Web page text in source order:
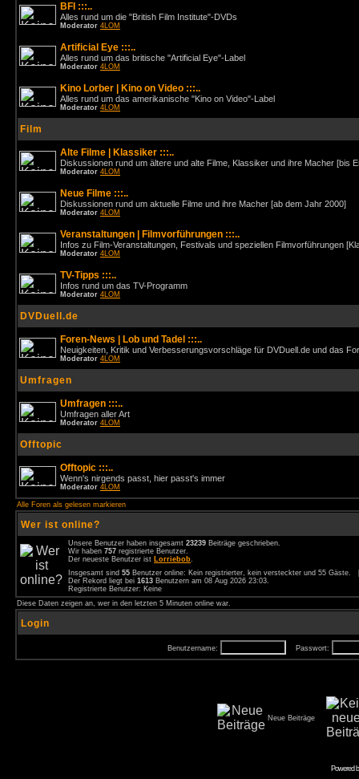
BFI :::..
Alles rund um die "British Film Institute"-DVDs
Moderator 4LOM
Artificial Eye :::..
Alles rund um das britische "Artificial Eye"-Label
Moderator 4LOM
Kino Lorber | Kino on Video :::..
Alles rund um das amerikanische "Kino on Video"-Label
Moderator 4LOM
Film
Alte Filme | Klassiker :::..
Diskussionen rund um ältere und alte Filme, Klassiker und ihre Macher [bis
Moderator 4LOM
Neue Filme :::..
Diskussionen rund um aktuelle Filme und ihre Macher [ab dem Jahr 2000]
Moderator 4LOM
Veranstaltungen | Filmvorführungen :::..
Infos zu Film-Veranstaltungen, Festivals und speziellen Filmvorführungen
Moderator 4LOM
TV-Tipps :::..
Infos rund um das TV-Programm
Moderator 4LOM
DVDuell.de
Foren-News | Lob und Tadel :::..
Neuigkeiten, Kritik und Verbesserungsvorschläge für DVDuell.de und das
Moderator 4LOM
Umfragen
Umfragen :::..
Umfragen aller Art
Moderator 4LOM
Offtopic
Offtopic :::..
Wenn's nirgends passt, hier passt's immer
Moderator 4LOM
Alle Foren als gelesen markieren
Wer ist online?
Unsere Benutzer haben insgesamt 23239 Beiträge geschrieben.
Wir haben 757 registrierte Benutzer.
Der neueste Benutzer ist Lorriebob.
Insgesamt sind 55 Benutzer online: Kein registrierter, kein versteckter und 55
Der Rekord liegt bei 1613 Benutzern am 08 Aug 2026 23:03.
Registrierte Benutzer: Keine
Diese Daten zeigen an, wer in den letzten 5 Minuten online war.
Login
Benutzername: Passwort:
Neue Beiträge
Powered